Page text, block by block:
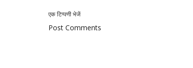
एक टिप्पणी भेजें
Post Comments